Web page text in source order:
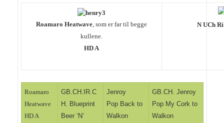
Roamaro Heatwave, som er far til begge
kullene.
HD A
N UCh
Roamaro
Heatwave
HD A
GB.CH.IR.C
H. Blueprint
Beer ‘N’
Jenroy
Pop Back to
Walkon
GB.CH. Jenroy
Pop My Cork to
Walkon